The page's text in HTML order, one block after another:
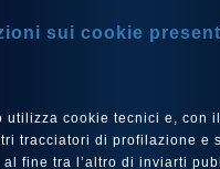
sui cookie
utilizza cookie tecnici e, con
tracciatori di profilazione e
al fine tra l’altro di inviarti